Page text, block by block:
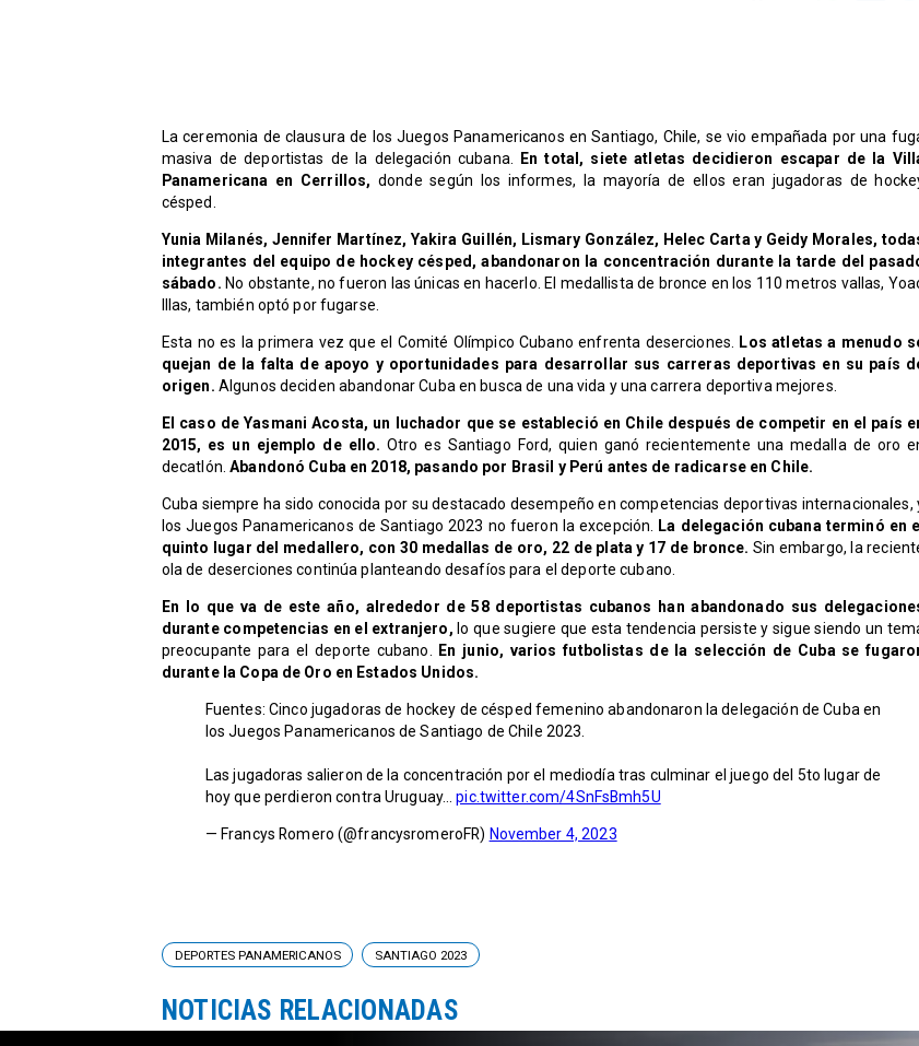
La ceremonia de clausura de los Juegos Panamericanos en Santiago, Chile, se vio empañada por una
masiva de deportistas de la delegación cubana. En total, siete atletas decidieron escapar de la
Panamericana en Cerrillos,donde según los informes, la mayoría de ellos eran jugadoras de
césped.
Yunia Milanés, Jennifer Martínez, Yakira Guillén, Lismary González, Helec Carta y Geidy Morales,
integrantes del equipo de hockey césped, abandonaron la concentración durante la tarde del
sábado. No obstante, no fueron las únicas en hacerlo. El medallista de bronce en los 110 metros vallas,
Illas, también optó por fugarse.
Esta no es la primera vez que el Comité Olímpico Cubano enfrenta deserciones. Los atletas a menudo
quejan de la falta de apoyo y oportunidades para desarrollar sus carreras deportivas en su país
origen. Algunos deciden abandonar Cuba en busca de una vida y una carrera deportiva mejores.
El caso de Yasmani Acosta, un luchador que se estableció en Chile después de competir en el país
2015, es un ejemplo de ello. Otro es Santiago Ford, quien ganó recientemente una medalla de oro
decatlón.Abandonó Cuba en 2018, pasando por Brasil y Perú antes de radicarse en Chile.
Cuba siempre ha sido conocida por su destacado desempeño en competencias deportivas internacionales,
los Juegos Panamericanos de Santiago 2023 no fueron la excepción. La delegación cubana terminó en el
quinto lugar del medallero, con 30 medallas de oro, 22 de plata y 17 de bronce. Sin embargo, la
ola de deserciones continúa planteando desafíos para el deporte cubano.
En lo que va de este año, alrededor de 58 deportistas cubanos han abandonado sus
durante competencias en el extranjero, lo que sugiere que esta tendencia persiste y sigue siendo un
preocupante para el deporte cubano. En junio, varios futbolistas de la selección de Cuba se
durante la Copa de Oro en Estados Unidos.
Fuentes: Cinco jugadoras de hockey de césped femenino abandonaron la delegación de Cuba en
los Juegos Panamericanos de Santiago de Chile 2023.
Las jugadoras salieron de la concentración por el mediodía tras culminar el juego del 5to lugar de
hoy que perdieron contra Uruguay…pic.twitter.com/4SnFsBmh5U
— Francys Romero (@francysromeroFR) November 4, 2023
DEPORTES PANAMERICANOS SANTIAGO 2023
NOTICIAS RELACIONADAS